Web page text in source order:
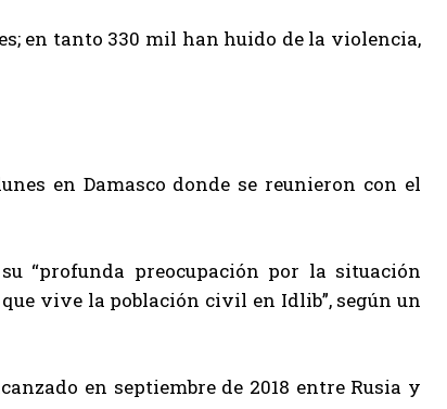
en tanto 330 mil han huido de la violencia,
en Damasco donde se reunieron con el
“profunda preocupación por la situación
vive la población civil en Idlib”, según un
en septiembre de 2018 entre Rusia y